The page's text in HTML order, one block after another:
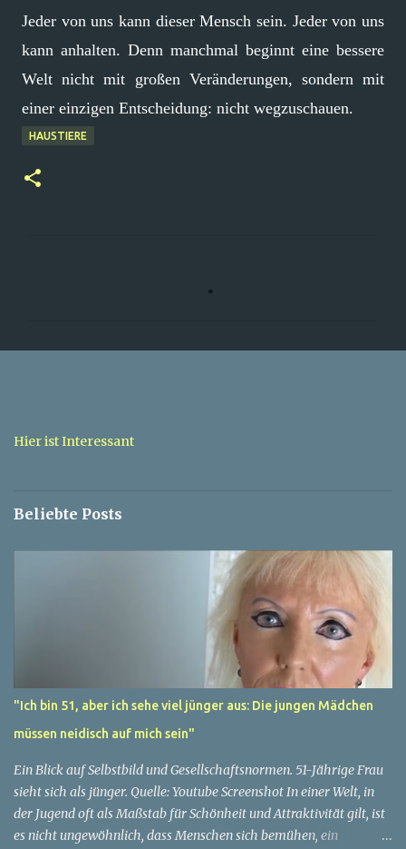
Jeder von uns kann dieser Mensch sein. Jeder von uns
kann anhalten. Denn manchmal beginnt eine bessere
Welt nicht mit großen Veränderungen, sondern mit
einer einzigen Entscheidung: nicht wegzuschauen.
HAUSTIERE
a
Hier ist Interessant
Beliebte Posts
"Ich bin 51, aber ich sehe viel jünger aus: Die jungen Mädchen
müssen neidisch auf mich sein"
Ein Blick auf Selbstbild und Gesellschaftsnormen. 51-Jährige Frau
sieht sich als jünger. Quelle: Youtube Screenshot In einer Welt, in
der Jugend oft als Maßstab für Schönheit und Attraktivität gilt, ist
es nicht ungewöhnlich, dass Menschen sich bemühen, ein